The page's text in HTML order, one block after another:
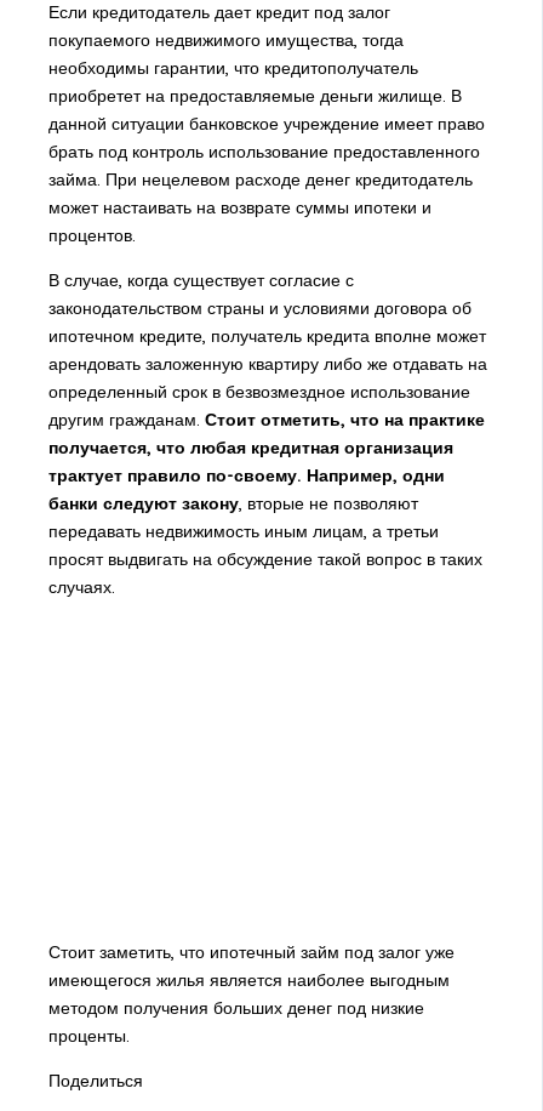
Если кредитодатель дает кредит под залог
покупаемого недвижимого имущества, тогда
необходимы гарантии, что кредитополучатель
приобретет на предоставляемые деньги жилище. В
данной ситуации банковское учреждение имеет право
брать под контроль использование предоставленного
займа. При нецелевом расходе денег кредитодатель
может настаивать на возврате суммы ипотеки и
процентов.
В случае, когда существует согласие с
законодательством страны и условиями договора об
ипотечном кредите, получатель кредита вполне может
арендовать заложенную квартиру либо же отдавать на
определенный срок в безвозмездное использование
другим гражданам. Стоит отметить, что на практике
получается, что любая кредитная организация
трактует правило по-своему. Например, одни
банки следуют закону, вторые не позволяют
передавать недвижимость иным лицам, а третьи
просят выдвигать на обсуждение такой вопрос в таких
случаях.
Стоит заметить, что ипотечный займ под залог уже
имеющегося жилья является наиболее выгодным
методом получения больших денег под низкие
проценты.
Поделиться